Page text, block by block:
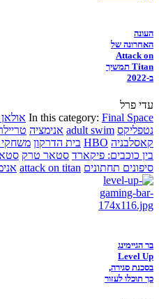
העונה
האחרונה של
Attack on
Titan תמשיך
ב-2022
עדי פרל
In this category: Final Space
נטפליקס adult swim אנימציה
קאסלבניה HBO בית הדרקון
בין כוכבים: פיקארד סטאר טרק
סיפונים תחתונים attack on titan
בר הגיימינג
Level Up
בסכנת סגירה,
כך תוכלו לעזור